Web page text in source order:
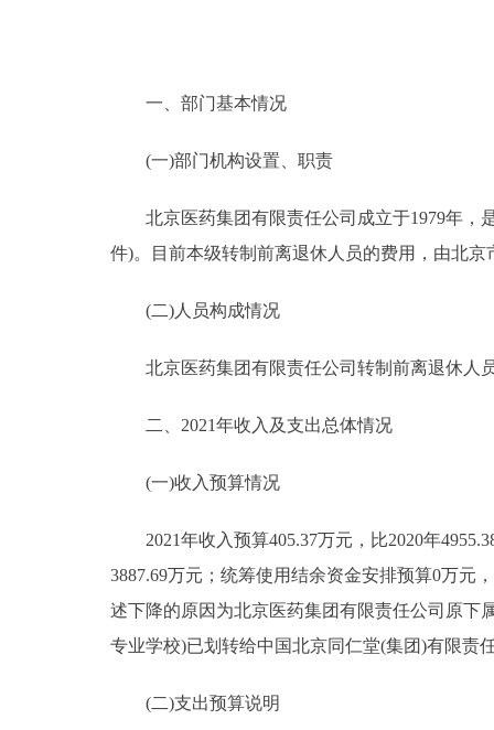
一、部门基本情况
(一)部门机构设置、职责
北京医药集团有限责任公司成立于1979年，
件)。目前本级转制前离退休人员的费用，由北京
(二)人员构成情况
北京医药集团有限责任公司转制前离退休人
二、2021年收入及支出总体情况
(一)收入预算情况
2021年收入预算405.37万元，比2020年
3887.69万元；统筹使用结余资金安排预算0万元
述下降的原因为北京医药集团有限责任公司原下
专业学校)已划转给中国北京同仁堂(集团)有限责
(二)支出预算说明